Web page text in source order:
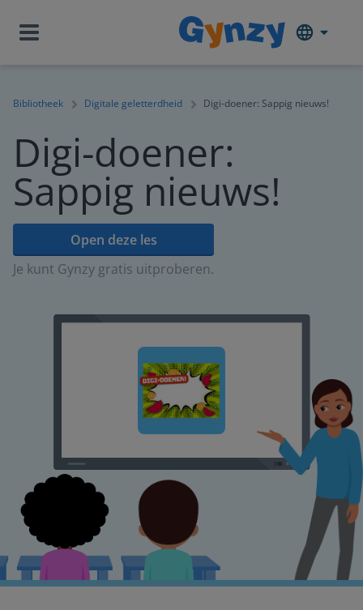
Bibliotheek Digitale geletterdheid Digi-doener: Sappig nieuws!
Digi-doener:
Sappig nieuws!
Open deze les
Je kunt Gynzy gratis uitproberen.